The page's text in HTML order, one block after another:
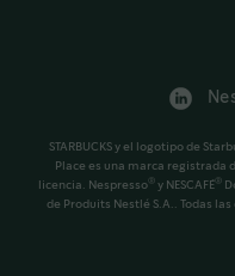
STARBUCKS y el logotipo de
Place es una marca registrada
licencia. Nespresso
y NESCAFÉ
de Produits Nestlé S.A.. Todas